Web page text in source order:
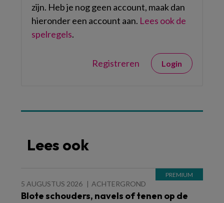
zijn. Heb je nog geen account, maak dan
hieronder een account aan. Lees ook de
spelregels.
Registreren Login
Lees ook
5 AUGUSTUS 2026 ACHTERGROND
Blote schouders, navels of tenen op de